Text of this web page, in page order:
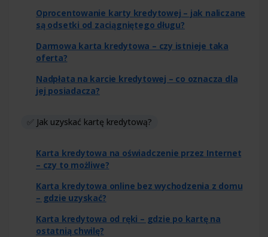
Oprocentowanie karty kredytowej – jak naliczane
są odsetki od zaciągniętego długu?
Darmowa karta kredytowa – czy istnieje taka
oferta?
Nadpłata na karcie kredytowej – co oznacza dla
jej posiadacza?
✅ Jak uzyskać kartę kredytową?
Karta kredytowa na oświadczenie przez Internet
– czy to możliwe?
Karta kredytowa online bez wychodzenia z domu
– gdzie uzyskać?
Karta kredytowa od ręki – gdzie po kartę na
ostatnią chwilę?